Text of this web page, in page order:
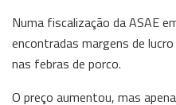
Numa fiscalização da ASAE
encontradas margens de
nas febras de porco.
O preço aumentou, mas